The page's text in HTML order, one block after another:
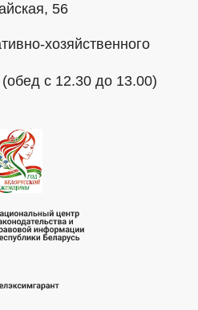
56
хозяйственного
с 12.30 до 13.00)